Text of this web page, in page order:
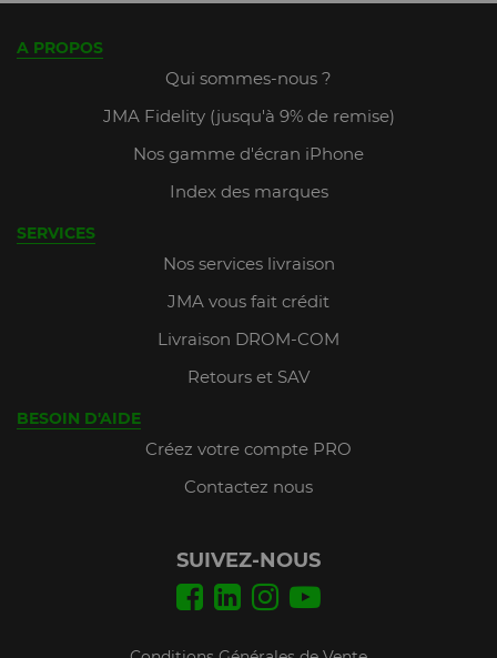
A PROPOS
Qui sommes-nous ?
JMA Fidelity (jusqu'à 9% de remise)
Nos gamme d'écran iPhone
Index des marques
SERVICES
Nos services livraison
JMA vous fait crédit
Livraison DROM-COM
Retours et SAV
BESOIN D'AIDE
Créez votre compte PRO
Contactez nous
SUIVEZ-NOUS